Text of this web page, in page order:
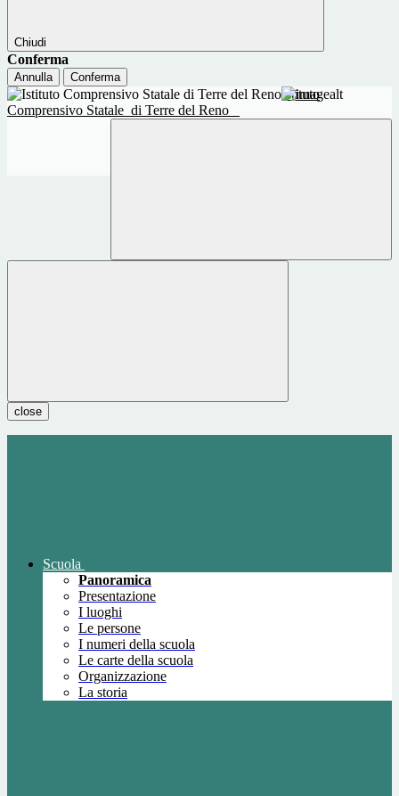
Chiudi
Conferma
Annulla Conferma
Istituto
Comprensivo Statale di Terre del Reno
close
Scuola
Panoramica
Presentazione
I luoghi
Le persone
I numeri della scuola
Le carte della scuola
Organizzazione
La storia